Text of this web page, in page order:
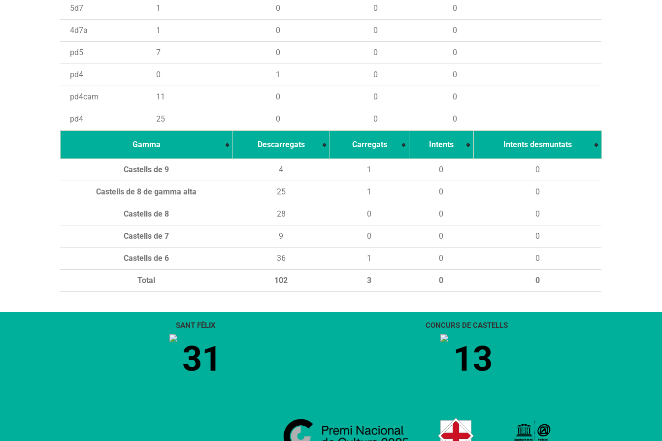
5d7 1 0 0 0
4d7a 1 0 0 0
pd5 7 0 0 0
pd4 0 1 0 0
pd4cam 11 0 0 0
pd4 25 0 0 0
Gamma Descarregats Carregats Intents Intents desmuntats
Total 102 3 0 0
Castells de 9 4 1 0 0
Castells de 8 de gamma alta 25 1 0 0
Castells de 8 28 0 0 0
Castells de 7 9 0 0 0
Castells de 6 36 1 0 0
SANT FÈLIX
31
CONCURS DE CASTELLS
13